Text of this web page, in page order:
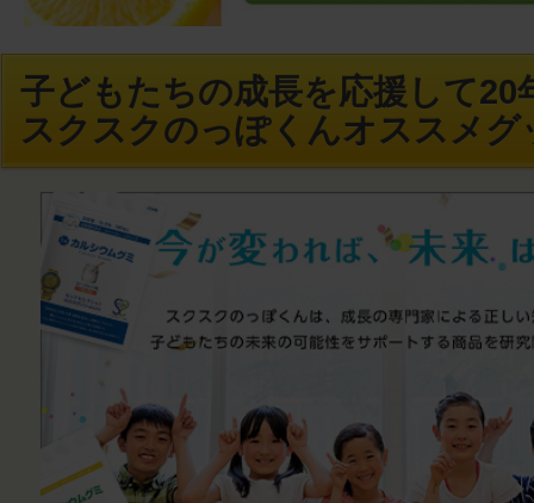
子どもたちの成長を応援して20
スクスクのっぽくんオススメグ